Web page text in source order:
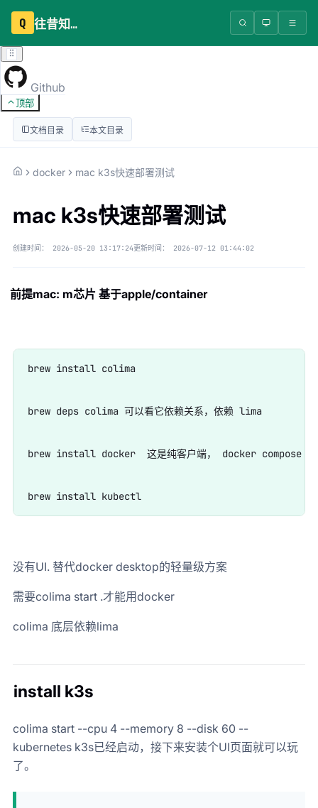
Q 往昔知识库
Github
顶部
文档目录 本文目录
docker mac k3s快速部署测试
mac k3s快速部署测试
创建时间： 2026-05-20 13:17:24更新时间： 2026-07-12 01:44:02
前提mac: m芯片 基于apple/container
brew install colima
brew deps colima 可以看它依赖关系，依赖 lima
brew install docker  这是纯客户端， docker compose
没有UI. 替代docker desktop的轻量级方案
需要colima start .才能用docker
colima 底层依赖lima
install k3s
colima start --cpu 4 --memory 8 --disk 60 --
kubernetes k3s已经启动，接下来安装个UI页面就可以玩
了。